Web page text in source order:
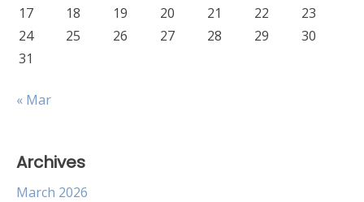
17
18 19 20 21 22
23
24
25 26 27 28 29
30
31
« Mar
Archives
March 2026